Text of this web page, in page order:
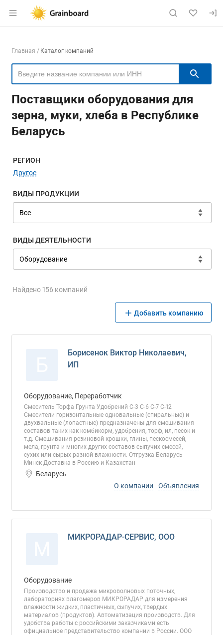
Раздел навигации по сайту
Навигация по компаниям
Главная Каталог компаний
Поставщики оборудования для
зерна, муки, хлеба в Республике
Беларусь
Меню навигации
РЕГИОН
Другое
ВИДЫ ПРОДУКЦИИ
ВИДЫ ДЕЯТЕЛЬНОСТИ
Найдено 156 компаний
Добавить компанию
Борисенок Виктор Николаевич,
ИП
Оборудование, Переработчик
Смеситель Торфа Грунта Удобрений С-3 С-6 С-7 С-12
Смесители горизонтальные одновальные (спиральные) и
двухвальные (лопастные) предназначены для смешивания
составов таких как комбикорм, удобрения, торф, ил, песок и
т.д. Смешивания резиновой крошки, глины, пескосмесей,
мела, грунта и многих других составов сыпучих смесей,
сухих или сырых разной влажности. Отгрузка Беларусь
Минск Доставка в Россию и Казахстан
Беларусь
О компании
Объявления
МИКРОРАДАР-СЕРВИС, ООО
Оборудование
Производство и продажа микроволновых поточных,
лабораторнях влагомеров МИКРОРАДАР для измерения
влажности жидких, пластичных, сыпучих, твердых
материалов (продуктов). Автоматизация производств. Для
удобства работы с российскими заказчиками есть
официальное представительство компании в России. ООО